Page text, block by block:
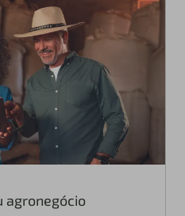
agronegócio